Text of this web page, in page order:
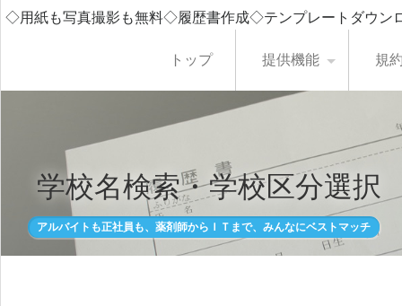
◇用紙も写真撮影も無料◇履歴書作成◇テンプレートダウ
トップ 提供機能 規
学校名検索・学校区分選択
アルバイトも正社員も、薬剤師からＩＴまで、みんなにベストマッチ